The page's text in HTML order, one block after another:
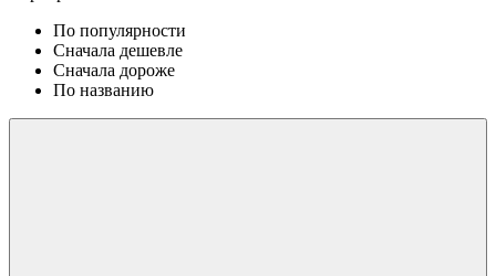
По популярности
Сначала дешевле
Сначала дороже
По названию